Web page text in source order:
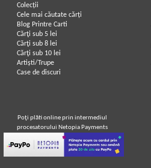
Colecții
Cele mai căutate cărți
Blog Printre Carti
Cărţi sub 5 lei
Cărţi sub 8 lei
Cărţi sub 10 lei
Artiști/Trupe
Case de discuri
Poţi plăti online prin intermediul
procesatorului Netopia Payments